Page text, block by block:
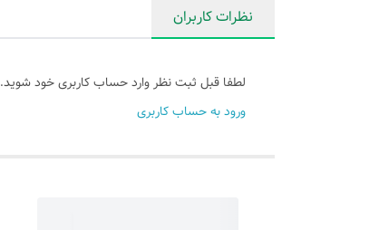
نظرات کاربران
لطفا قبل ثبت نظر وارد حساب کاربری خود شوید.
ورود به حساب کاربری